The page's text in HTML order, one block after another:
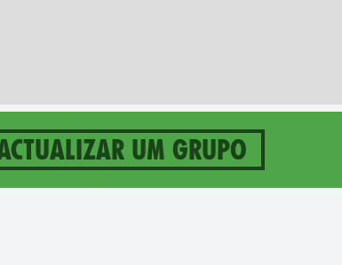
um grupo